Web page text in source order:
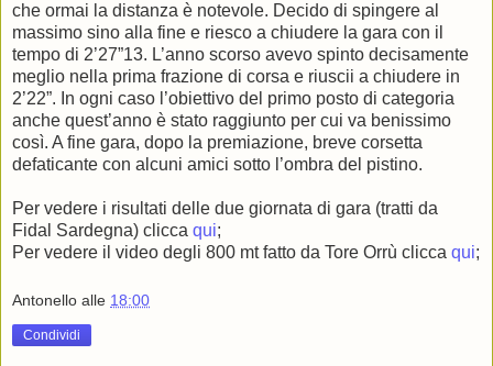
che ormai la distanza è notevole. Decido di spingere al
massimo sino alla fine e riesco a chiudere la gara con il
tempo di 2’27”13. L’anno scorso avevo spinto decisamente
meglio nella prima frazione di corsa e riuscii a chiudere in
2’22”. In ogni caso l’obiettivo del primo posto di categoria
anche quest’anno è stato raggiunto per cui va benissimo
così. A fine gara, dopo la premiazione, breve corsetta
defaticante con alcuni amici sotto l’ombra del pistino.
Per vedere i risultati delle due giornata di gara (tratti da
Fidal Sardegna) clicca qui;
Per vedere il video degli 800 mt fatto da Tore Orrù clicca qui;
Antonello alle 18:00
Condividi